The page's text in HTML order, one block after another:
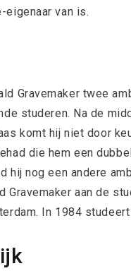
eigenaar van is.
Gravemaker twee
studeren. Na de
komt hij niet door
die hem een
hij nog een andere
Gravemaker aan de
In 1984 studeert